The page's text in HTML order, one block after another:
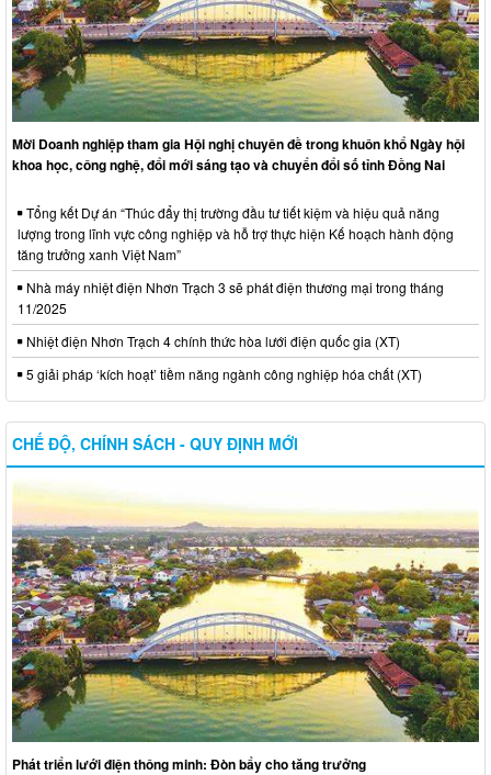
Mời Doanh nghiệp tham gia Hội nghị chuyên đề trong khuôn khổ Ngày hội
khoa học, công nghệ, đổi mới sáng tạo và chuyển đổi số tỉnh Đồng Nai
Tổng kết Dự án “Thúc đẩy thị trường đầu tư tiết kiệm và hiệu quả năng
lượng trong lĩnh vực công nghiệp và hỗ trợ thực hiện Kế hoạch hành động
tăng trưởng xanh Việt Nam”
Nhà máy nhiệt điện Nhơn Trạch 3 sẽ phát điện thương mại trong tháng
11/2025
Nhiệt điện Nhơn Trạch 4 chính thức hòa lưới điện quốc gia (XT)
5 giải pháp ‘kích hoạt’ tiềm năng ngành công nghiệp hóa chất (XT)
CHẾ ĐỘ, CHÍNH SÁCH - QUY ĐỊNH MỚI
Phát triển lưới điện thông minh: Đòn bẩy cho tăng trưởng